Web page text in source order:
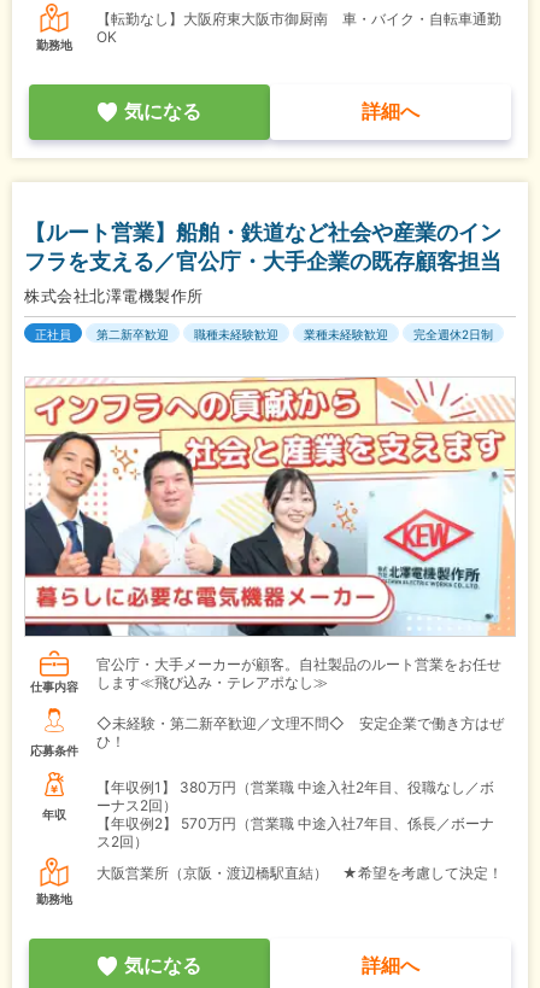
勤務地
【転勤なし】大阪府東大阪市御厨南 車・バイク・自転車通勤
OK
気になる 詳細へ
【ルート営業】船舶・鉄道など社会や産業のイン
フラを支える／官公庁・大手企業の既存顧客担当
株式会社北澤電機製作所
正社員 第二新卒歓迎 職種未経験歓迎 業種未経験歓迎 完全週休2日制
仕事内容
官公庁・大手メーカーが顧客。自社製品のルート営業をお任せ
します≪飛び込み・テレアポなし≫
応募条件
◇未経験・第二新卒歓迎／文理不問◇ 安定企業で働き方はぜ
ひ！
年収
【年収例1】
380万円（営業職 中途入社2年目、役職なし／ボ
ーナス2回）
【年収例2】
570万円（営業職 中途入社7年目、係長／ボーナ
ス2回）
勤務地
大阪営業所（京阪・渡辺橋駅直結） ★希望を考慮して決定！
気になる 詳細へ